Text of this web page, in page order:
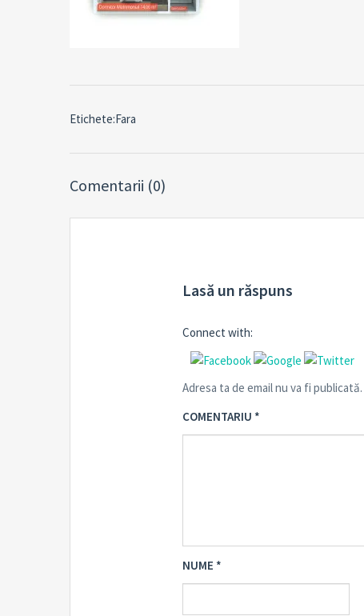
Etichete:Fara
Comentarii (0)
Lasă un răspuns
Connect with:
Adresa ta de email nu va fi publicată.
COMENTARIU *
NUME *